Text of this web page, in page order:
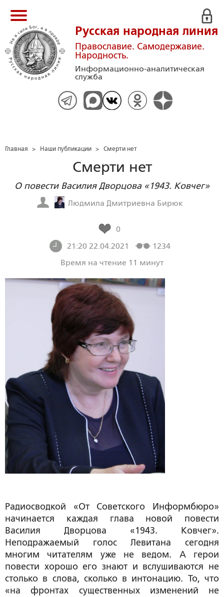
Русская народная линия
Православие. Самодержавие.
Народность.
Информационно-аналитическая
служба
Главная > Наши публикации > Смерти нет
Смерти нет
О повести Василия Дворцова «1943. Ковчег»
Людмила Дмитриевна Бирюк
0
21:20 22.04.2021
1234
Время на чтение 11 минут
Радиосводкой «От Советского Информбюро»
начинается каждая глава новой повести
Василия Дворцова «1943. Ковчег».
Неподражаемый голос Левитана сегодня
многим читателям уже не ведом. А герои
повести хорошо его знают и вслушиваются не
столько в слова, сколько в интонацию. То, что
«на фронтах существенных изменений не